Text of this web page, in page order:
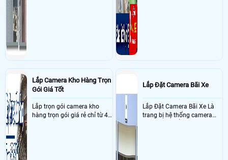
Lắp Camera Kho Hàng Trọn
Gói Giá Tốt
Lắp trọn gói camera kho
hàng trọn gói giá rẻ chỉ từ 4
Lắp Đặt Camera Bãi Xe
Lắp Đặt Camera Bãi Xe Là
trang bị hệ thống camera